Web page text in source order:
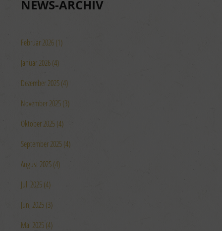
NEWS-ARCHIV
Februar 2026 (1)
Januar 2026 (4)
Dezember 2025 (4)
November 2025 (3)
Oktober 2025 (4)
September 2025 (4)
August 2025 (4)
Juli 2025 (4)
Juni 2025 (3)
Mai 2025 (4)